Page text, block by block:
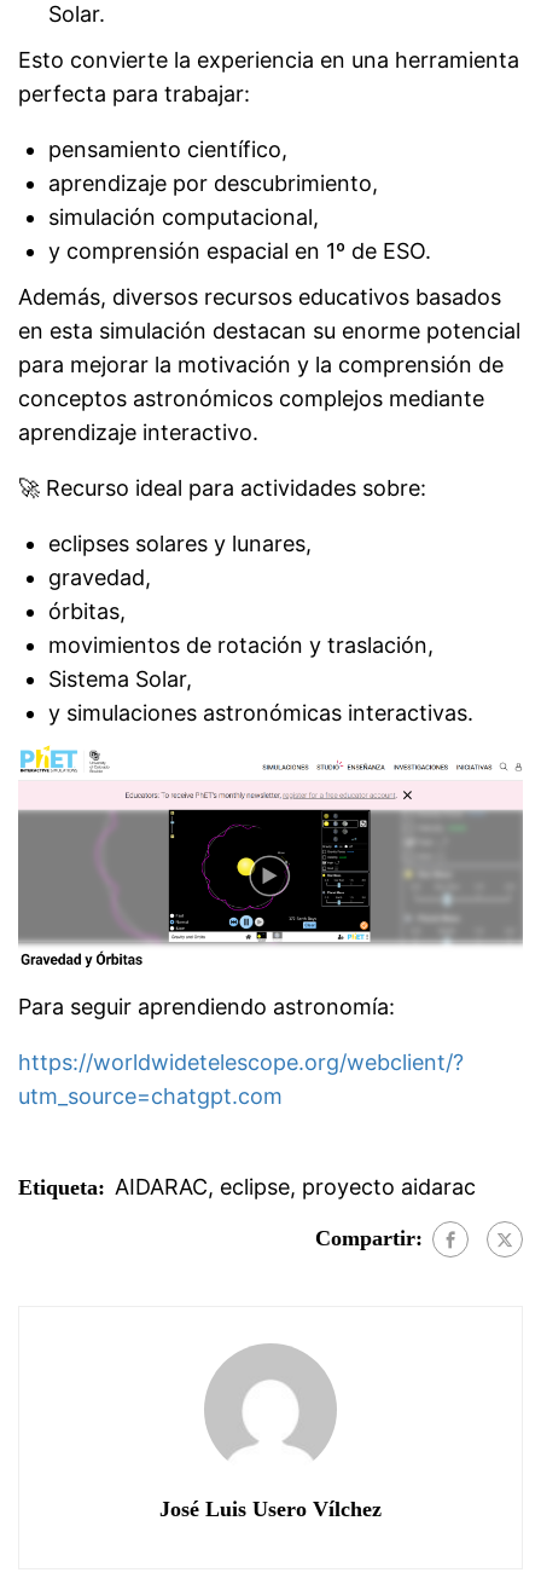
Solar.
Esto convierte la experiencia en una herramienta
perfecta para trabajar:
pensamiento científico,
aprendizaje por descubrimiento,
simulación computacional,
y comprensión espacial en 1º de ESO.
Además, diversos recursos educativos basados
en esta simulación destacan su enorme potencial
para mejorar la motivación y la comprensión de
conceptos astronómicos complejos mediante
aprendizaje interactivo.
🚀 Recurso ideal para actividades sobre:
eclipses solares y lunares,
gravedad,
órbitas,
movimientos de rotación y traslación,
Sistema Solar,
y simulaciones astronómicas interactivas.
Para seguir aprendiendo astronomía:
https://worldwidetelescope.org/webclient/?
utm_source=chatgpt.com
Etiqueta: AIDARAC, eclipse, proyecto aidarac
Compartir:
José Luis Usero Vílchez